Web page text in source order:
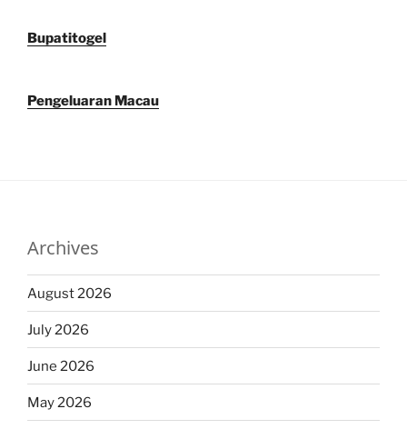
Bupatitogel
Pengeluaran Macau
Archives
August 2026
July 2026
June 2026
May 2026